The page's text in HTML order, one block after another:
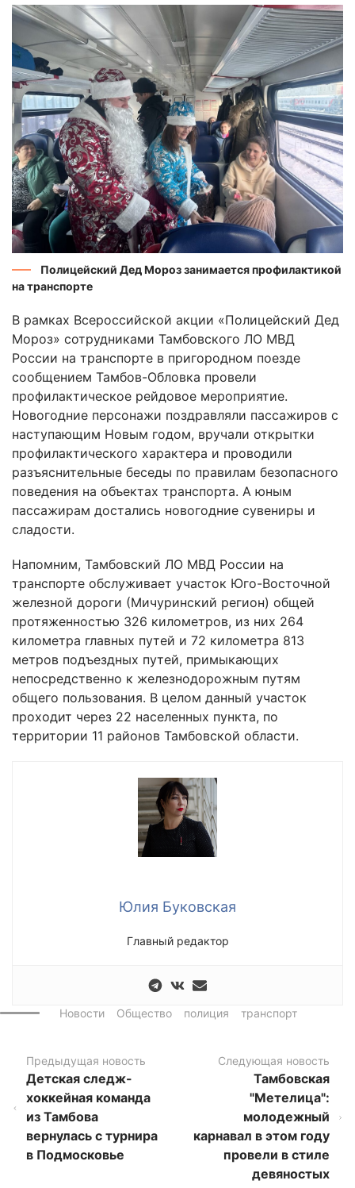
Полицейский Дед Мороз занимается профилактикой
на транспорте
В рамках Всероссийской акции «Полицейский Дед
Мороз» сотрудниками Тамбовского ЛО МВД
России на транспорте в пригородном поезде
сообщением Тамбов-Обловка провели
профилактическое рейдовое мероприятие.
Новогодние персонажи поздравляли пассажиров с
наступающим Новым годом, вручали открытки
профилактического характера и проводили
разъяснительные беседы по правилам безопасного
поведения на объектах транспорта. А юным
пассажирам достались новогодние сувениры и
сладости.
Напомним, Тамбовский ЛО МВД России на
транспорте обслуживает участок Юго-Восточной
железной дороги (Мичуринский регион) общей
протяженностью 326 километров, из них 264
километра главных путей и 72 километра 813
метров подъездных путей, примыкающих
непосредственно к железнодорожным путям
общего пользования. В целом данный участок
проходит через 22 населенных пункта, по
территории 11 районов Тамбовской области.
Юлия Буковская
Главный редактор
Новости Общество полиция транспорт
Предыдущая новость
Детская следж-
хоккейная команда
из Тамбова
вернулась с турнира
в Подмосковье
Следующая новость
Тамбовская
"Метелица":
молодежный
карнавал в этом году
провели в стиле
девяностых